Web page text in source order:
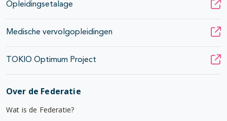
Opleidingsetalage
Medische vervolgopleidingen
TOKIO Optimum Project
Over de Federatie
Wat is de Federatie?